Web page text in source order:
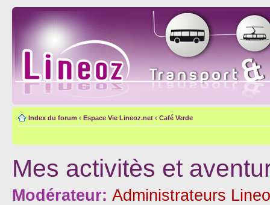
Index du forum ‹ Espace Vie Lineoz.net ‹ Café Verde
Mes activitès et
Modérateur: Administrateurs